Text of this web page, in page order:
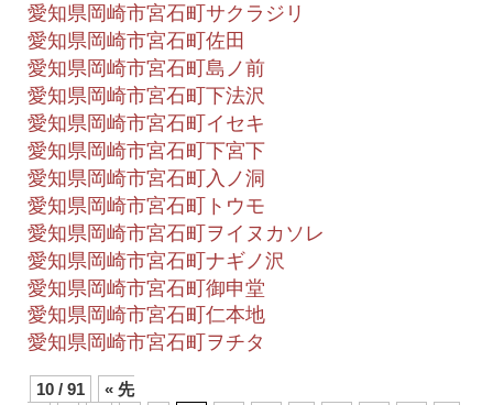
愛知県岡崎市宮石町サクラジリ
愛知県岡崎市宮石町佐田
愛知県岡崎市宮石町島ノ前
愛知県岡崎市宮石町下法沢
愛知県岡崎市宮石町イセキ
愛知県岡崎市宮石町下宮下
愛知県岡崎市宮石町入ノ洞
愛知県岡崎市宮石町トウモ
愛知県岡崎市宮石町ヲイヌカソレ
愛知県岡崎市宮石町ナギノ沢
愛知県岡崎市宮石町御申堂
愛知県岡崎市宮石町仁本地
愛知県岡崎市宮石町ヲチタ
10 / 91
« 先